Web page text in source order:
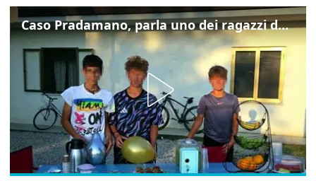
Caso Pradamano, parla uno dei ragazzi denunciati per la limonata: "Volevo anche aiutare i miei"